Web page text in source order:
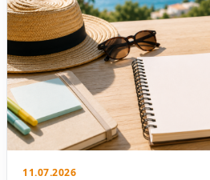
11.07.2026